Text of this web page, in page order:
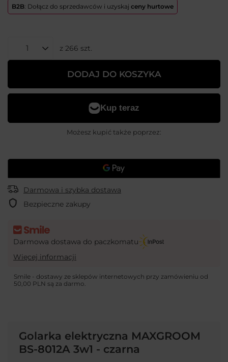
B2B: Dołącz do sprzedawców i uzyskaj ceny hurtowe
z 266 szt.
DODAJ DO KOSZYKA
Możesz kupić także poprzez:
Darmowa i szybka dostawa
Bezpieczne zakupy
Darmowa dostawa do paczkomatu
Więcej informacji
Smile - dostawy ze sklepów internetowych przy zamówieniu od
50,00 PLN są za darmo.
Golarka elektryczna MAXGROOM
BS-8012A 3w1 - czarna